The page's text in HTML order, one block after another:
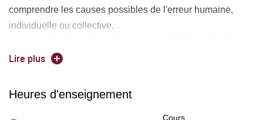
comprendre les causes possibles de l'erreur humaine,
individuelle ou collective,
l'ingénierie cognitique pour l'analyse comportementale,
Lire plus
Heures d'enseignement
Cours